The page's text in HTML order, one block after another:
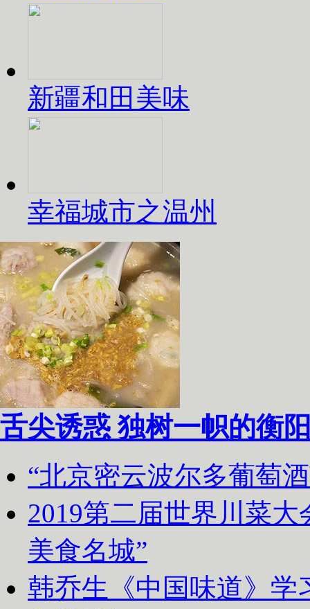
新疆和田美味
幸福城市之温州
舌尖诱惑 独树一帜的衡
“北京密云波尔多葡萄
2019第二届世界川菜
美食名城”
韩乔生《中国味道》学